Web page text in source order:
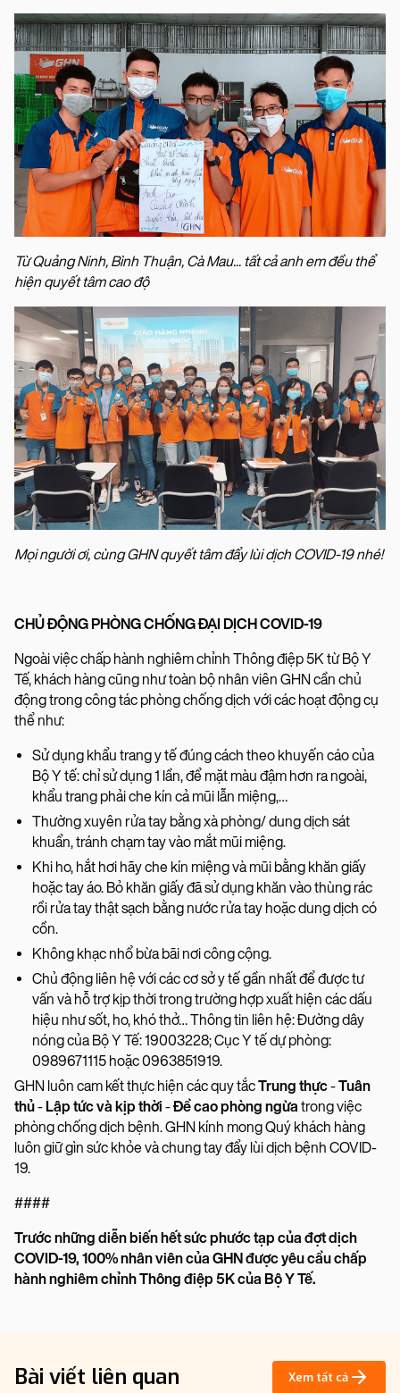
Từ Quảng Ninh, Bình Thuận, Cà Mau... tất cả anh em đều thể
hiện quyết tâm cao độ
Mọi người ơi, cùng GHN quyết tâm đẩy lùi dịch COVID-19 nhé!
CHỦ ĐỘNG PHÒNG CHỐNG ĐẠI DỊCH COVID-19
Ngoài việc chấp hành nghiêm chỉnh Thông điệp 5K từ Bộ Y
Tế, khách hàng cũng như toàn bộ nhân viên GHN cần chủ
động trong công tác phòng chống dịch với các hoạt động cụ
thể như:
Sử dụng khẩu trang y tế đúng cách theo khuyến cáo của
Bộ Y tế: chỉ sử dụng 1 lần, để mặt màu đậm hơn ra ngoài,
khẩu trang phải che kín cả mũi lẫn miệng,…
Thường xuyên rửa tay bằng xà phòng/ dung dịch sát
khuẩn, tránh chạm tay vào mắt mũi miệng.
Khi ho, hắt hơi hãy che kín miệng và mũi bằng khăn giấy
hoặc tay áo. Bỏ khăn giấy đã sử dụng khăn vào thùng rác
rồi rửa tay thật sạch bằng nước rửa tay hoặc dung dịch có
cồn.
Không khạc nhổ bừa bãi nơi công cộng.
Chủ động liên hệ với các cơ sở y tế gần nhất để được tư
vấn và hỗ trợ kịp thời trong trường hợp xuất hiện các dấu
hiệu như sốt, ho, khó thở… Thông tin liên hệ: Đường dây
nóng của Bộ Y Tế: 19003228; Cục Y tế dự phòng:
0989671115 hoặc 0963851919.
GHN luôn cam kết thực hiện các quy tắcTrung thực-Tuân
thủ- Lập tức và kịp thời -Đề cao phòng ngừa trong việc
phòng chống dịch bệnh. GHN kính mong Quý khách hàng
luôn giữ gìn sức khỏe và chung tay đẩy lùi dịch bệnh COVID-
19.
####
Trước những diễn biến hết sức phước tạp của đợt dịch
COVID-19, 100% nhân viên của GHN được yêu cầu chấp
hành nghiêm chỉnh Thông điệp 5K của Bộ Y Tế.
Bài viết liên quan Xem tất cả